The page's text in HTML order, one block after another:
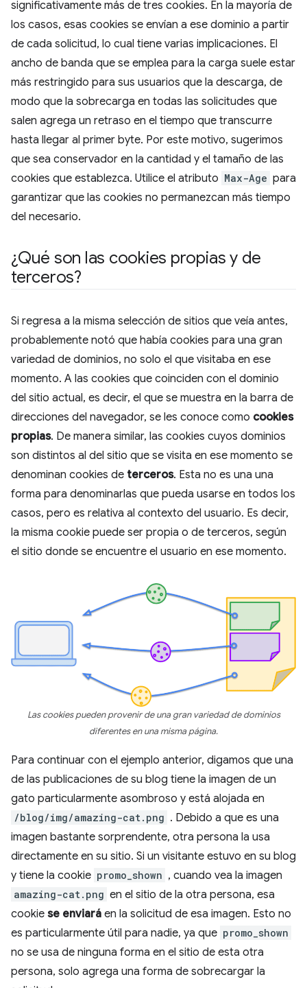
significativamente más de tres cookies. En la mayoría de
los casos, esas cookies se envían a ese dominio a partir
de cada solicitud, lo cual tiene varias implicaciones. El
ancho de banda que se emplea para la carga suele estar
más restringido para sus usuarios que la descarga, de
modo que la sobrecarga en todas las solicitudes que
salen agrega un retraso en el tiempo que transcurre
hasta llegar al primer byte. Por este motivo, sugerimos
que sea conservador en la cantidad y el tamaño de las
cookies que establezca. Utilice el atributo Max-Age para
garantizar que las cookies no permanezcan más tiempo
del necesario.
¿Qué son las cookies propias y de
terceros?
Si regresa a la misma selección de sitios que veía antes,
probablemente notó que había cookies para una gran
variedad de dominios, no solo el que visitaba en ese
momento. A las cookies que coinciden con el dominio
del sitio actual, es decir, el que se muestra en la barra de
direcciones del navegador, se les conoce como cookies
propias. De manera similar, las cookies cuyos dominios
son distintos al del sitio que se visita en ese momento se
denominan cookies de terceros. Esta no es una una
forma para denominarlas que pueda usarse en todos los
casos, pero es relativa al contexto del usuario. Es decir,
la misma cookie puede ser propia o de terceros, según
el sitio donde se encuentre el usuario en ese momento.
Las cookies pueden provenir de una gran variedad de dominios
diferentes en una misma página.
Para continuar con el ejemplo anterior, digamos que una
de las publicaciones de su blog tiene la imagen de un
gato particularmente asombroso y está alojada en
/blog/img/amazing-cat.png . Debido a que es una
imagen bastante sorprendente, otra persona la usa
directamente en su sitio. Si un visitante estuvo en su blog
y tiene la cookie promo_shown , cuando vea la imagen
amazing-cat.png en el sitio de la otra persona, esa
cookie se enviará en la solicitud de esa imagen. Esto no
es particularmente útil para nadie, ya que promo_shown
no se usa de ninguna forma en el sitio de esta otra
persona, solo agrega una forma de sobrecargar la